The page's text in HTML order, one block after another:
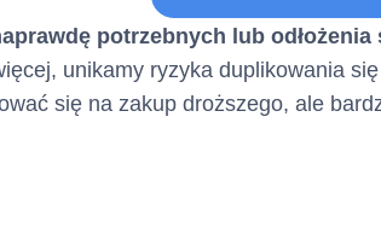
Tabela Opłat
potrzebnych lub odłożenia
unikamy ryzyka duplikowania
się na zakup droższego, ale